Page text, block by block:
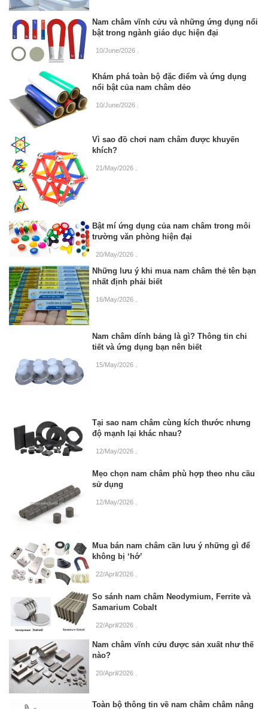
Nam châm vĩnh cửu và những ứng dụng nổi
bật trong ngành giáo dục hiện đại
10/June/2026
Khám phá toàn bộ đặc điểm và ứng dụng
nổi bật của nam châm dẻo
10/June/2026 .
Vì sao đồ chơi nam châm được khuyến
khích?
21/May/2026
Bật mí ứng dụng của nam châm trong môi
trường văn phòng hiện đại
20/May/2026
Những lưu ý khi mua nam châm thẻ tên bạn
nhất định phải biết
16/May/2026
Nam châm dính bảng là gì? Thông tin chi
tiết và ứng dụng bạn nên biết
15/May/2026
Tại sao nam châm cùng kích thước nhưng
độ mạnh lại khác nhau?
12/May/2026
Mẹo chọn nam châm phù hợp theo nhu cầu
sử dụng
12/May/2026
Mua bán nam châm cần lưu ý những gì để
không bị ‘hớ’
22/April/2026
So sánh nam châm Neodymium, Ferrite và
Samarium Cobalt
22/April/2026
Nam châm vĩnh cửu được sản xuất như thế
nào?
20/April/2026 .
Toàn bộ thông tin về nam châm châm nâng